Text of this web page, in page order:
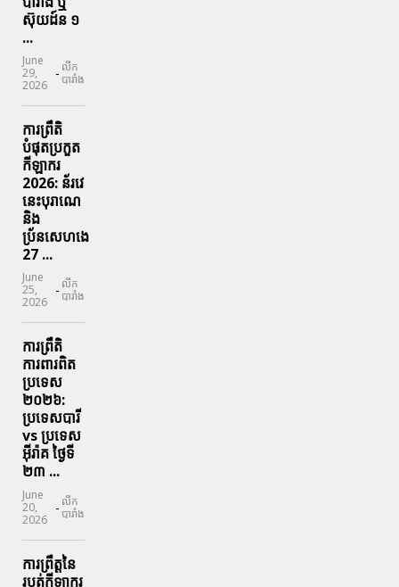
ស៊ុយដ៍ន​ ១
...
June
29,
2026
- លីក
បារាំង
ការព្រឹតិ
បំផុតប្រកួត
កីឡាករ
2026: ន័រវេ
នេះបុរាណេ
និង
ប្រ័នសេហងេ
27 ...
June
25,
2026
- លីក
បារាំង
ការព្រឹតិ
ការពារ​ពិត
ប្រទេស
២០២៦:
ប្រទេសបារី
vs ប្រទេស
អ៊ីរ៉ាគ ថ្ងៃទី​
២៣ ...
June
20,
2026
- លីក
បារាំង
ការព្រឹត្តនៃ
របត់កីឡាករ